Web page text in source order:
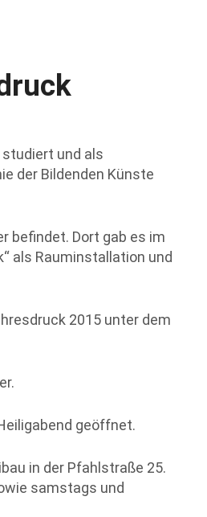
und als
der Bildenden Künste
befindet. Dort gab es im
als Rauminstallation und
2015 unter dem
geöffnet.
in der Pfahlstraße 25.
samstags und